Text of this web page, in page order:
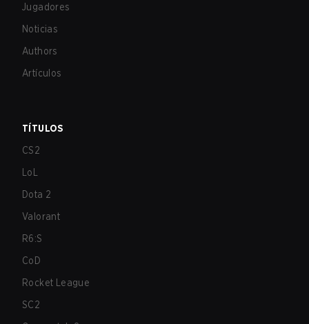
Jugadores
Noticias
Authors
Artículos
TÍTULOS
CS2
LoL
Dota 2
Valorant
R6:S
CoD
Rocket League
SC2